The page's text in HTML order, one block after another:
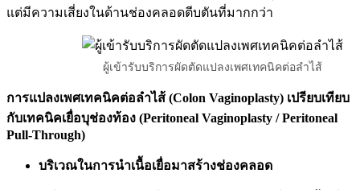
แต่มีความเสี่ยงในด้านช่องคลอดตีบตันที่มากกว่า
ผู้เข้ารับบริการผัดตัดแปลงเพศเทคนิคต่อลำไส้
การแปลงเพศเทคนิคต่อลำไส้ (Colon Vaginoplasty) เปรียบเทียบ
กับเทคนิคเยื่อบุช่องท้อง (Peritoneal Vaginoplasty / Peritoneal
Pull-Through)
บริเวณในการนำเนื้อเยื่อมาสร้างช่องคลอด